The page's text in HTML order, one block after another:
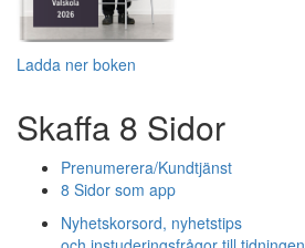
Ladda ner boken
Skaffa 8 Sidor
Prenumerera/Kundtjänst
8 Sidor som app
Nyhetskorsord, nyhetstips